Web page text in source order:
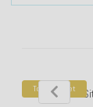
Top bewertet
H.O.C.K. Mali